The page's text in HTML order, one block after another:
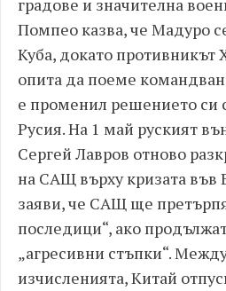
градове и значителна
Помпео казва, че Мадуро
Куба, докато противникът
опита да поеме
е променил решението си
Русия. На 1 май руският
Сергей Лавров отново
на САЩ върху кризата във
заяви, че САЩ ще
последици“, ако
„агресивни стъпки“.
изчисленията, Китай